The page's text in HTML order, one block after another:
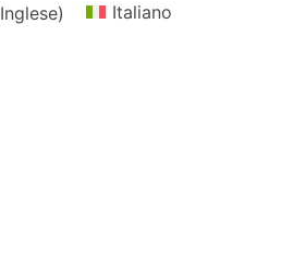
Inglese) Italiano